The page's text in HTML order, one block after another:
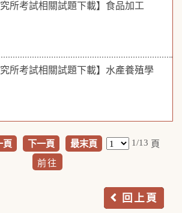
究所考試相關試題下載】食品加工
究所考試相關試題下載】水產養殖學
頁 下一頁 最末頁 1/13 頁
回上頁